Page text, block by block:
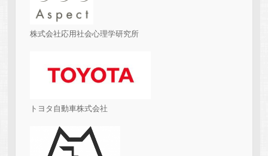
株式会社応用社会心理学研究所
トヨタ自動車株式会社